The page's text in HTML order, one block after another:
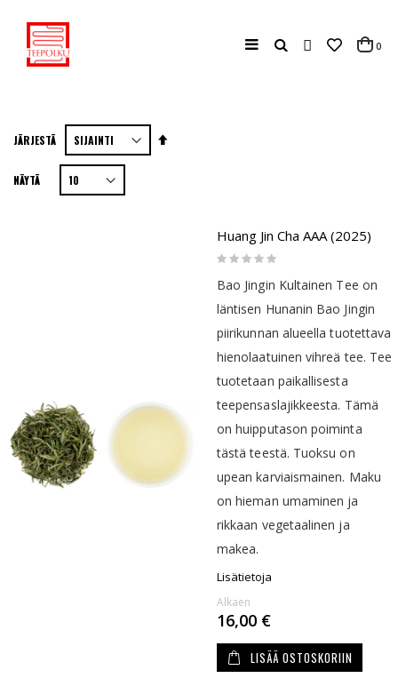
Haku Cart0
JÄRJESTÄ
Aseta
NÄYTÄ
Huang Jin Cha AAA (2025)
Rating:
0%
Bao Jingin Kultainen Tee on
läntisen Hunanin Bao Jingin
piirikunnan alueella tuotettava
hienolaatuinen vihreä tee. Tee
tuotetaan paikallisesta
teepensaslajikkeesta. Tämä
on huipputason poiminta
tästä teestä. Tuoksu on
upean karviaismainen. Maku
on hieman umaminen ja
rikkaan vegetaalinen ja
makea.
Lisätietoja
Alkaen
16,00 €
LISÄÄ OSTOSKORIIN